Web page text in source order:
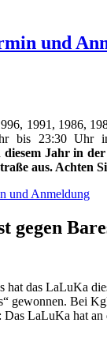
und
1991, 1986,
bis 23:30 Uhr
Jahr in
aus. Achten
und Anmeldung
gegen
das LaLuKa
gewonnen. Bei
LaLuKa hat an